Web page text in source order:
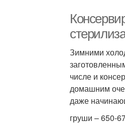
Зимними
числе и
домашним
даже
груши – 650-